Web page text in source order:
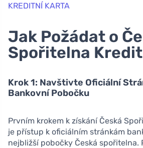
KREDITNÍ KARTA
Jak Požádat o
Spořitelna
Krok 1: Navštivte Oficiální
Bankovní Pobočku
Prvním krokem k získání Česká
je přístup k oficiálním stránkám
nejbližší pobočky Česká spořitelna.